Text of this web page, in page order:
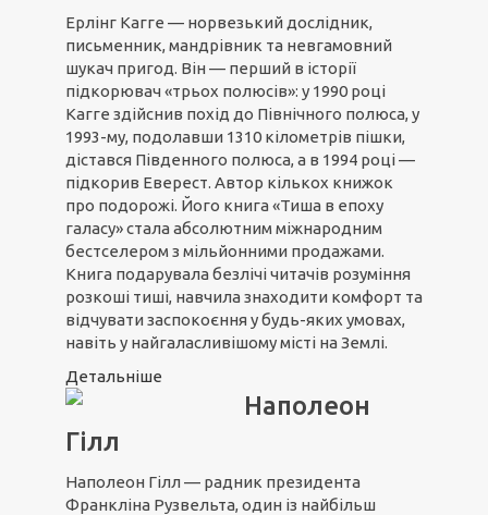
Ерлінг Кагге — норвезький дослідник,
письменник, мандрівник та невгамовний
шукач пригод. Він — перший в історії
підкорювач «трьох полюсів»: у 1990 році
Кагге здійснив похід до Північного полюса, у
1993-му, подолавши 1310 кілометрів пішки,
дістався Південного полюса, а в 1994 році —
підкорив Еверест. Автор кількох книжок
про подорожі. Його книга «Тиша в епоху
галасу» стала абсолютним міжнародним
бестселером з мільйонними продажами.
Книга подарувала безлічі читачів розуміння
розкоші тиші, навчила знаходити комфорт та
відчувати заспокоєння у будь-яких умовах,
навіть у найгаласливішому місті на Землі.
Детальніше
Наполеон
Гілл
Наполеон Гілл — радник президента
Франкліна Рузвельта, один із найбільш